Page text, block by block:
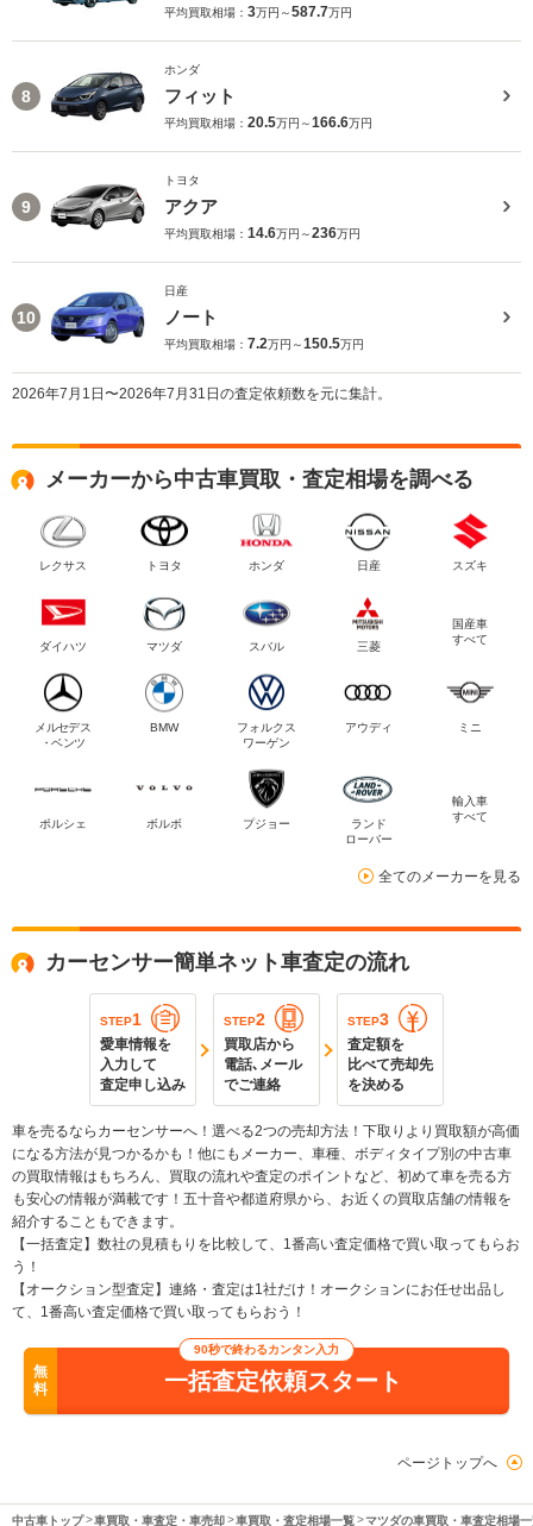
平均買取相場： 3万円～587.7万円
8
ホンダ
フィット
平均買取相場： 20.5万円～166.6万円
9
トヨタ
アクア
平均買取相場： 14.6万円～236万円
10
日産
ノート
平均買取相場： 7.2万円～150.5万円
2026年7月1日〜2026年7月31日の査定依頼数を元に集計。
メーカーから中古車買取・査定相場を調べる
レクサス トヨタ ホンダ 日産 スズキ
ダイハツ マツダ スバル 三菱
国産車
すべて
メルセデス
・ベンツ
BMW
フォルクス
ワーゲン
アウディ ミニ
ポルシェ ボルボ プジョー
ランド
ローバー
輸入車
すべて
全てのメーカーを見る
カーセンサー簡単ネット車査定の流れ
STEP1
愛車情報を
入力して
査定申し込み
STEP2
買取店から
電話､メール
でご連絡
STEP3
査定額を
比べて売却先
を決める
車を売るならカーセンサーへ！選べる2つの売却方法！下取りより買取額が高価
になる方法が見つかるかも！他にもメーカー、車種、ボディタイプ別の中古車
の買取情報はもちろん、買取の流れや査定のポイントなど、初めて車を売る方
も安心の情報が満載です！五十音や都道府県から、お近くの買取店舗の情報を
紹介することもできます。
【一括査定】数社の見積もりを比較して、1番高い査定価格で買い取ってもらお
う！
【オークション型査定】連絡・査定は1社だけ！オークションにお任せ出品し
て、1番高い査定価格で買い取ってもらおう！
無
料
90秒で終わるカンタン入力
一括査定依頼スタート
ページトップへ
中古車トップ 車買取・車査定・車売却 車買取・査定相場一覧 マツダの車買取・車査定相場